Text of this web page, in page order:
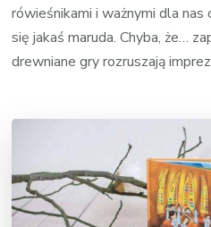
rówieśnikami i ważnymi dla nas
się jakaś maruda. Chyba, że…
drewniane gry rozruszają